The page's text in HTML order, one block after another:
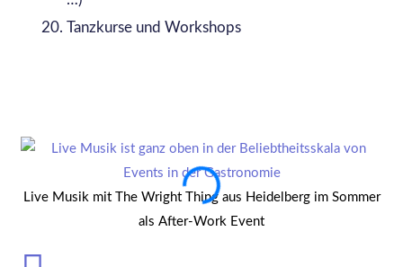
Tanzkurse und Workshops
Live Musik mit The Wright Thing aus Heidelberg im Sommer
als After-Work Event